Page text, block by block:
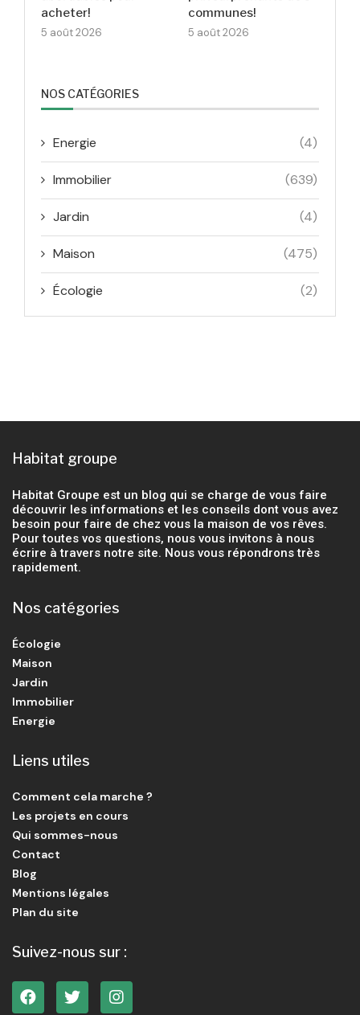
acheter!
5 août 2026
communes!
5 août 2026
NOS CATÉGORIES
Energie (4)
Immobilier (639)
Jardin (4)
Maison (475)
Écologie (2)
Habitat groupe
Habitat Groupe est un blog qui se charge de vous faire
découvrir les informations et les conseils dont vous avez
besoin pour faire de chez vous la maison de vos rêves.
Pour toutes vos questions, nous vous invitons à nous
écrire à travers notre site. Nous vous répondrons très
rapidement.
Nos catégories
Écologie
Maison
Jardin
Immobilier
Energie
Liens utiles
Comment cela marche ?
Les projets en cours
Qui sommes-nous
Contact
Blog
Mentions légales
Plan du site
Suivez-nous sur :